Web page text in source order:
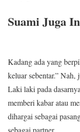
Suami Juga
Kadang ada yang
keluar sebentar.”
Laki laki pada
memberi kabar atau
dihargai sebagai
sebagai partner.